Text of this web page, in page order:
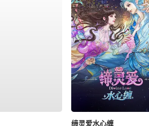
缔灵爱水心缠